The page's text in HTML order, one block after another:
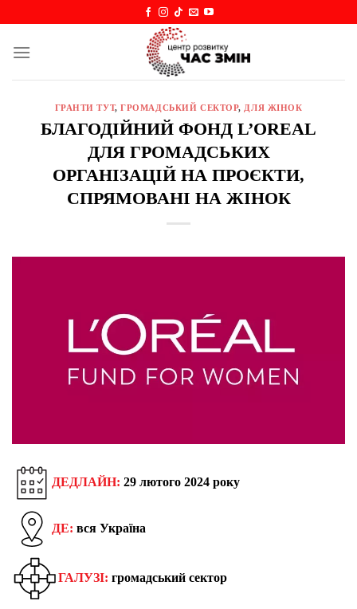
content
ГРАНТИ ТУТ,ГРОМАДСЬКИЙ СЕКТОР, ДЛЯ ЖІНОК
БЛАГОДІЙНИЙ ФОНД L’OREAL
ДЛЯ ГРОМАДСЬКИХ
ОРГАНІЗАЦІЙ НА ПРОЄКТИ,
СПРЯМОВАНІ НА ЖІНОК
ДЕДЛАЙН: 29 лютого 2024 року
ДЕ: вся Україна
ГАЛУЗІ: громадський сектор